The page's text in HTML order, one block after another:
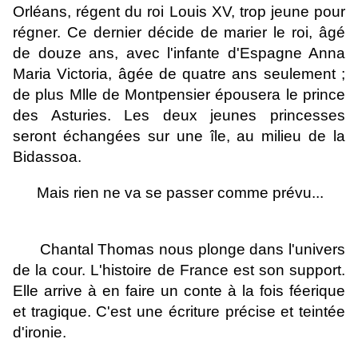
Orléans, régent du roi Louis XV, trop jeune pour
régner. Ce dernier décide de marier le roi, âgé
de douze ans, avec l'infante d'Espagne Anna
Maria Victoria, âgée de quatre ans seulement ;
de plus Mlle de Montpensier épousera le prince
des Asturies. Les deux jeunes princesses
seront échangées sur une île, au milieu de la
Bidassoa.
Mais rien ne va se passer comme prévu...
Chantal Thomas nous plonge dans l'univers
de la cour. L'histoire de France est son support.
Elle arrive à en faire un conte à la fois féerique
et tragique. C'est une écriture précise et teintée
d'ironie.